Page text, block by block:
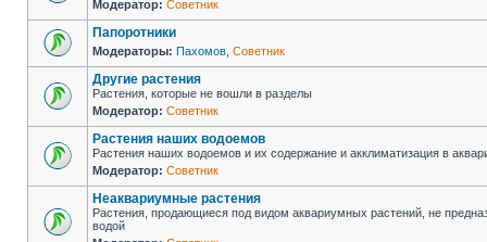
Модератор: Советник
Папоротники
Модераторы: Пахомов Советник
Другие растения
Растения, которые не вошли в разделы
Модератор: Советник
Растения наших водоемов
Растения наших водоемов и их содержание и акклиматизация в
Модератор: Советник
Неаквариумные растения
Растения, продающиеся под видом аквариумных растений, не
водой